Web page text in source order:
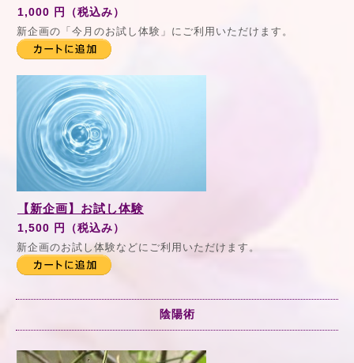
1,000 円（税込み）
新企画の「今月のお試し体験」にご利用いただけます。
【新企画】お試し体験
1,500 円（税込み）
新企画のお試し体験などにご利用いただけます。
陰陽術